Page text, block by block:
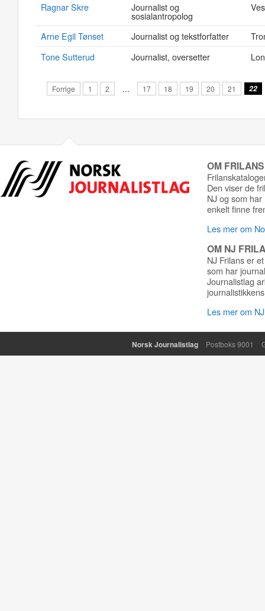
Ragnar Skre Journalist og
sosialantropolog
Arne Egil Tønset Journalist og tekstforfatter
Tone Sutterud
Journalist, oversetter
Forrige 1 2 … 17 18 19 20 21 22
OM
Den viser de
NJ og som
enkelt finne
Les mer om
OM NJ
NJ Frilans er
som har
Journalistlag
Les mer om
Norsk Journalistlag Postboks 9001